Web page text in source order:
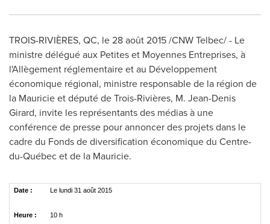
TROIS-RIVIÈRES, QC, le 28 août 2015 /CNW Telbec/ - Le
ministre délégué aux Petites et Moyennes Entreprises, à
l'Allègement réglementaire et au Développement
économique régional, ministre responsable de la région de
la Mauricie et député de Trois-Rivières, M. Jean-Denis
Girard, invite les représentants des médias à une
conférence de presse pour annoncer des projets dans le
cadre du Fonds de diversification économique du Centre-
du-Québec et de la Mauricie.
Date : Le lundi 31 août 2015
Heure : 10 h